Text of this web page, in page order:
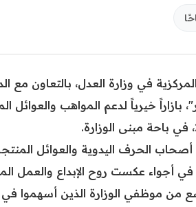
في وزارة العدل، بالتعاون مع
بازاراً خيرياً لدعم المواهب
الحرف اليدوية والعوائل
في أجواء عكست روح الإبداع والعمل
موظفي الوزارة الذين أسهموا في